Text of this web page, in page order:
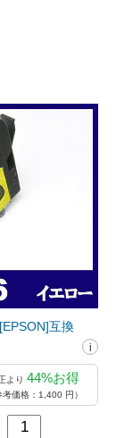
互換
より 44%お得
考価格：1,400 円）